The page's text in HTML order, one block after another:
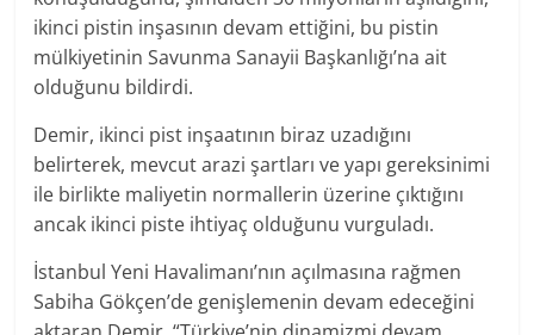
ikinci pistin inşasının devam ettiğini, bu pistin
mülkiyetinin Savunma Sanayii Başkanlığı’na ait
olduğunu bildirdi.
Demir, ikinci pist inşaatının biraz uzadığını
belirterek, mevcut arazi şartları ve yapı gereksinimi
ile birlikte maliyetin normallerin üzerine çıktığını
ancak ikinci piste ihtiyaç olduğunu vurguladı.
İstanbul Yeni Havalimanı’nın açılmasına rağmen
Sabiha Gökçen’de genişlemenin devam edeceğini